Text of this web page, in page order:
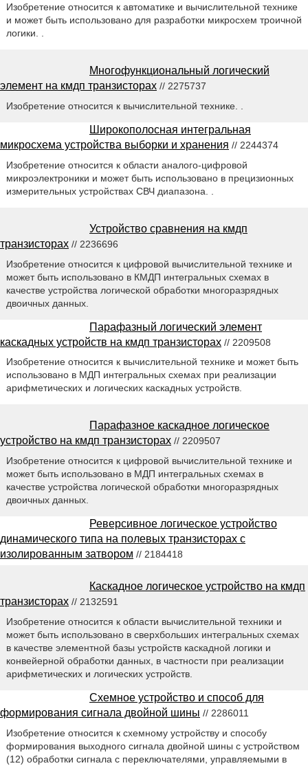
Изобретение относится к автоматике и вычислительной технике
и может быть использовано для разработки микросхем троичной
логики. .
Многофункциональный логический
элемент на кмдп транзисторах // 2275737
Изобретение относится к вычислительной технике. .
Широкополосная интегральная
микросхема устройства выборки и хранения // 2244374
Изобретение относится к области аналого-цифровой
микроэлектроники и может быть использовано в прецизионных
измерительных устройствах СВЧ диапазона. .
Устройство сравнения на кмдп
транзисторах // 2236696
Изобретение относится к цифровой вычислительной технике и
может быть использовано в КМДП интегральных схемах в
качестве устройства логической обработки многоразрядных
двоичных данных.
Парафазный логический элемент
каскадных устройств на кмдп транзисторах // 2209508
Изобретение относится к вычислительной технике и может быть
использовано в МДП интегральных схемах при реализации
арифметических и логических каскадных устройств.
Парафазное каскадное логическое
устройство на кмдп транзисторах // 2209507
Изобретение относится к цифровой вычислительной технике и
может быть использовано в МДП интегральных схемах в
качестве устройства логической обработки многоразрядных
двоичных данных.
Реверсивное логическое устройство
динамического типа на полевых транзисторах с
изолированным затвором // 2184418
Каскадное логическое устройство на кмдп
транзисторах // 2132591
Изобретение относится к области вычислительной техники и
может быть использовано в сверхбольших интегральных схемах
в качестве элементной базы устройств каскадной логики и
конвейерной обработки данных, в частности при реализации
арифметических и логических устройств.
Схемное устройство и способ для
формирования сигнала двойной шины // 2286011
Изобретение относится к схемному устройству и способу
формирования выходного сигнала двойной шины с устройством
(12) обработки сигнала с переключателями, управляемыми в